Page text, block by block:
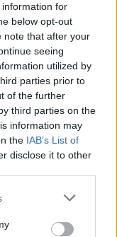
for
below opt-out
note that after your
seeing
utilized by
parties prior to
of the further
third parties on the
information may
the IAB’s List of
disclose it to other
septembre 2007 à